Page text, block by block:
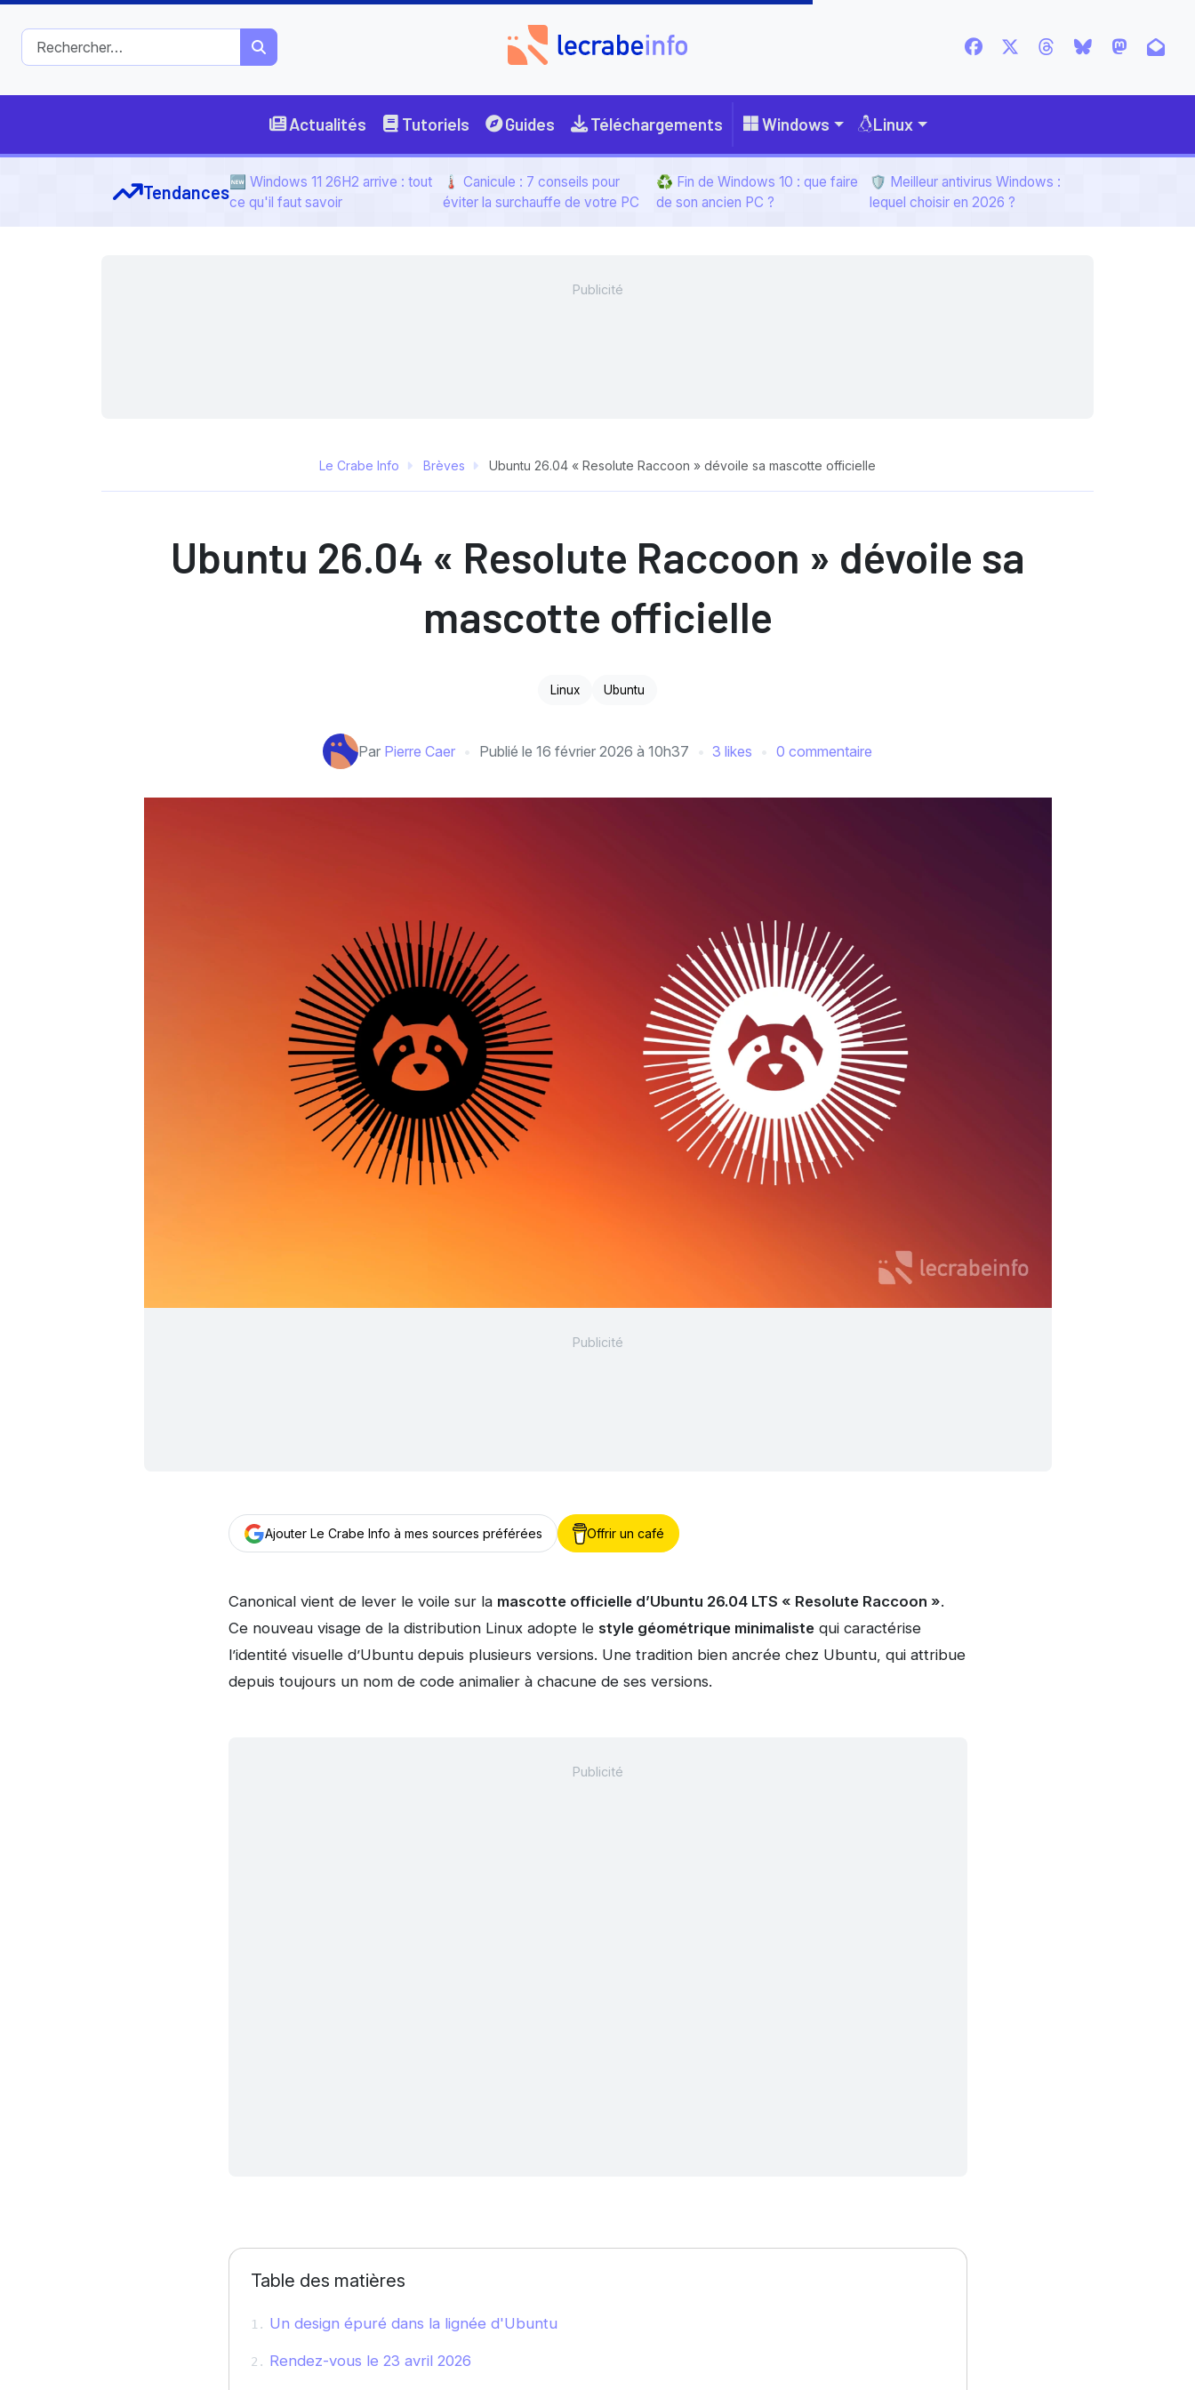
Actualités Tutoriels Guides Téléchargements Windows Linux
Tendances🆕 Windows 11 26H2 arrive : tout
ce qu'il faut savoir
🌡️ Canicule : 7 conseils pour
éviter la surchauffe de votre PC
♻️ Fin de Windows 10 : que faire
de son ancien PC ?
🛡️ Meilleur antivirus Windows :
lequel choisir en 2026 ?
Le Crabe Info Brèves Ubuntu 26.04 « Resolute Raccoon » dévoile sa mascotte officielle
Ubuntu 26.04 « Resolute Raccoon » dévoile sa
mascotte officielle
Linux Ubuntu
Par Pierre Caer Publié le 16 février 2026 à 10h37 3 likes 0 commentaire
Ajouter Le Crabe Info à mes sources préférées Offrir un café
Canonical vient de lever le voile sur la mascotte officielle d’Ubuntu 26.04 LTS « Resolute Raccoon ».
Ce nouveau visage de la distribution Linux adopte le style géométrique minimalistequi caractérise
l’identité visuelle d’Ubuntu depuis plusieurs versions. Une tradition bien ancrée chez Ubuntu, qui attribue
depuis toujours un nom de code animalier à chacune de ses versions.
Table des matières
Un design épuré dans la lignée d'Ubuntu
Rendez-vous le 23 avril 2026